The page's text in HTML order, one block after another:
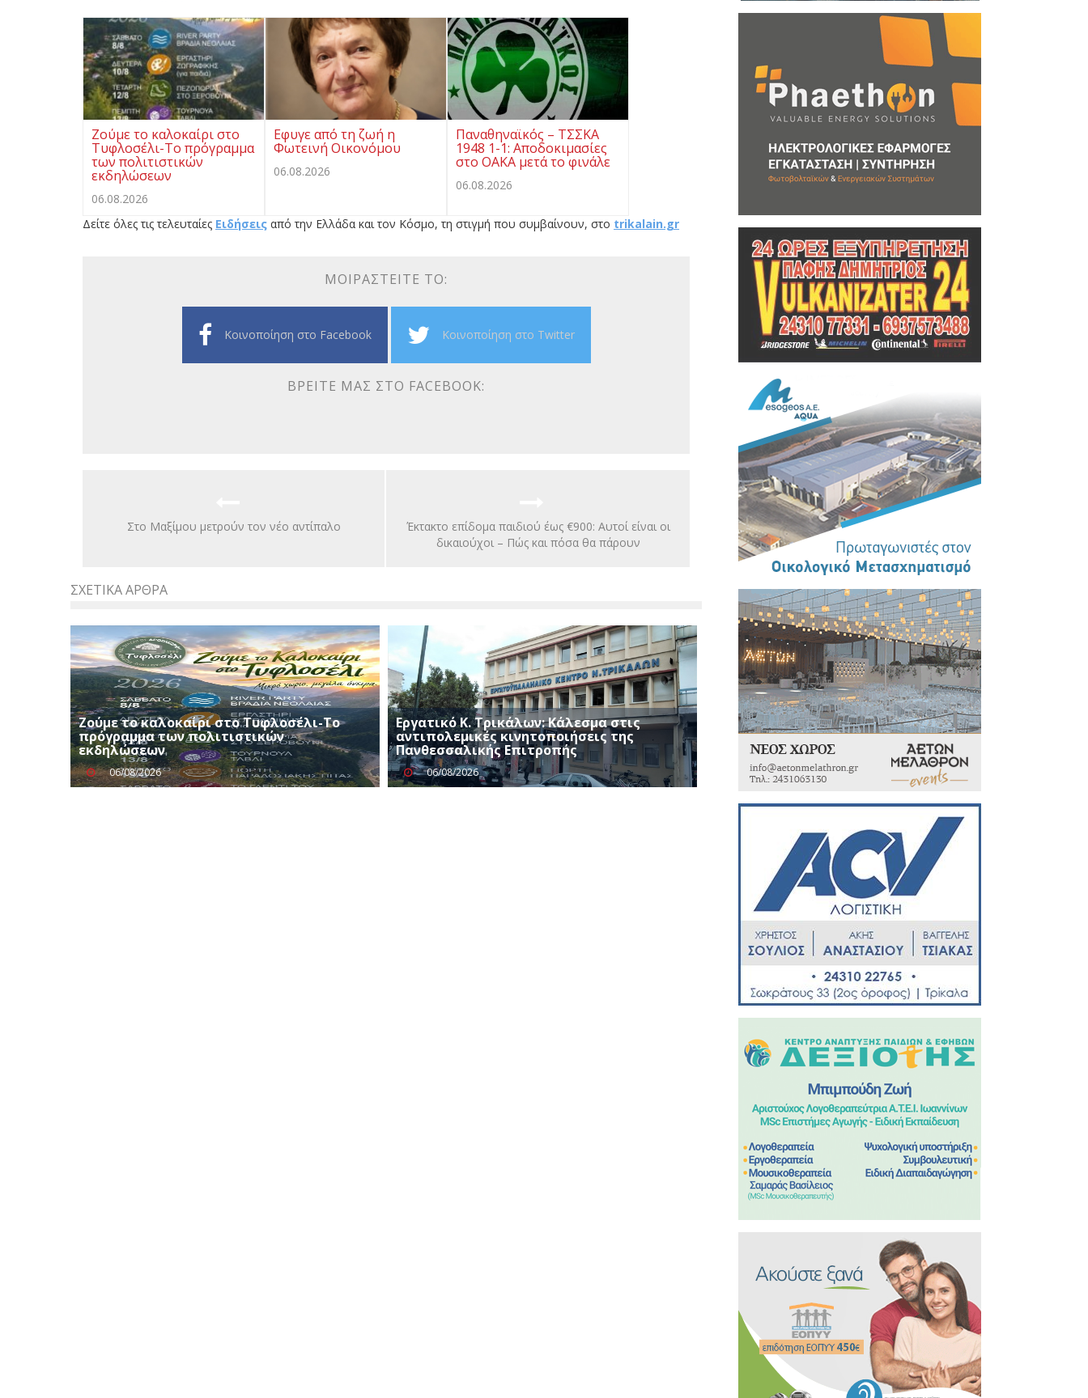
Ζούμε το καλοκαίρι στο
Τυφλοσέλι-Το πρόγραμμα
των πολιτιστικών
εκδηλώσεων
06.08.2026
Eφυγε από τη ζωή η
Φωτεινή Οικονόμου
06.08.2026
Παναθηναϊκός – ΤΣΣΚΑ
1948 1-1: Αποδοκιμασίες
στο ΟΑΚΑ μετά το φινάλε
06.08.2026
Δείτε όλες τις τελευταίες Ειδήσεις από την Ελλάδα και τον Κόσμο, τη στιγμή που συμβαίνουν, στο trikalain.gr
ΜΟΙΡΑΣΤΕΊΤΕ ΤΟ:
Κοινοποίηση στο Facebook Κοινοποίηση στο Twitter
ΒΡΕΊΤΕ ΜΑΣ ΣΤΟ FACEBOOK:
Στο Μαξίμου μετρούν τον νέο αντίπαλο
Έκτακτο επίδομα παιδιού έως €900: Αυτοί είναι οι
δικαιούχοι – Πώς και πόσα θα πάρουν
ΣΧΕΤΙΚΆ ΆΡΘΡΑ
Ζούμε το καλοκαίρι στο Τυφλοσέλι-Το
πρόγραμμα των πολιτιστικών
εκδηλώσεων
06/08/2026
Εργατικό Κ. Τρικάλων: Κάλεσμα στις
αντιπολεμικές κινητοποιήσεις της
Πανθεσσαλικής Επιτροπής
06/08/2026